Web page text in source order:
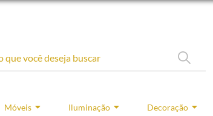
Móveis Iluminação Decoração